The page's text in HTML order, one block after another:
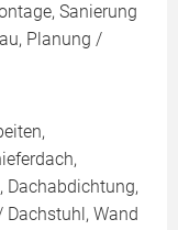
Sanierung
Planung /
Dachabdichtung,
Dachstuhl, Wand